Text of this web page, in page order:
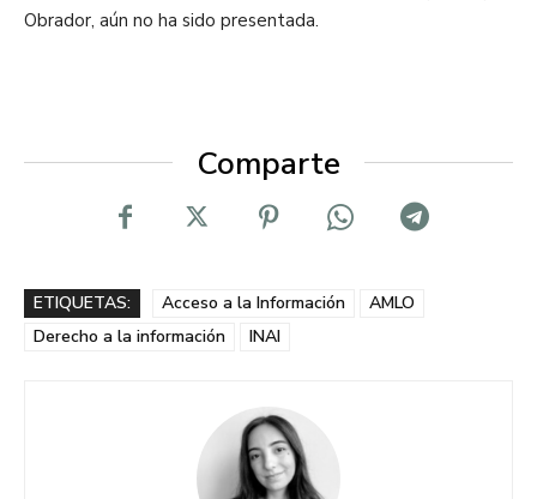
Obrador, aún no ha sido presentada.
Comparte
ETIQUETAS: Acceso a la Información
AMLO
Derecho a la información
INAI